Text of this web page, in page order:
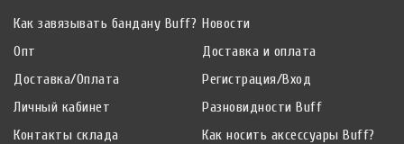
Как завязывать бандану Buff?
Опт
Доставка/Оплата
Личный кабинет
Контакты склада
Новости
Доставка и оплата
Регистрация/Вход
Разновидности Buff
Как носить аксессуары Buff?